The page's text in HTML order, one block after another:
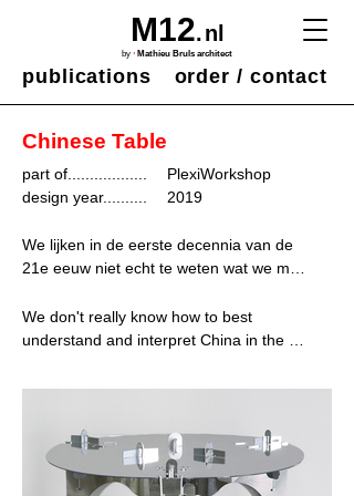
M12.nl
order / contact
publications
by · Mathieu Bruls architect
Chinese Table
part of..................
PlexiWorkshop
design year..........
2019
We lijken in de eerste decennia van de
21e eeuw niet echt te weten wat we met
als met onze eigen Westerse
beschaving. We weten in het algemeen
tot begrip, meer begrijpen van de
stijlkenmerken van de Chinese
meubeltaal. Immers kunst / cultuur is
We don't really know how to best
understand and interpret China in the
same goes for our own Western
In any case, as an attempt to begin a
deeper understanding, I wanted to